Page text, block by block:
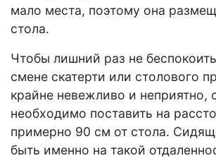
мало места, поэтому она
стола.
Чтобы лишний раз не
смене скатерти или столового
крайне невежливо и неприятно,
необходимо поставить на
примерно 90 см от стола.
быть именно на такой